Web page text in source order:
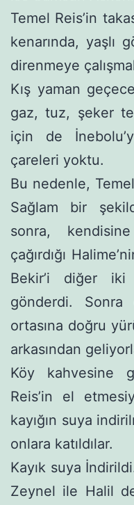
Temel Reis’in
kenarında, yaşlı
direnmeye
Kış yaman
gaz, tuz, şeker
için de
çareleri yoktu.
Bu nedenle,
Sağlam bir
sonra,
çağırdığı
Bekir’i diğer iki
gönderdi. Sonra
ortası­na doğru
arkasından
Köy kahvesine
Reis’in el
kayığın suya
onlara katıldılar.
Kayık suya
Zeynel ile Halil